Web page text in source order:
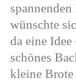
wünschte
da eine
schönes
kleine